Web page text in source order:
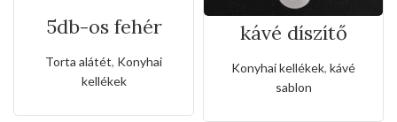
5db-os fehér
tortaalátét
Torta alátét, Konyhai
kellékek
kávé díszítő
sablon(labda
forma)
Konyhai kellékek, kávé
sablon